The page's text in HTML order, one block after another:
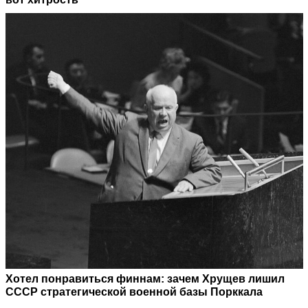
Хотел понравиться финнам: зачем Хрущев лишил
СССР стратегической военной базы Порккала